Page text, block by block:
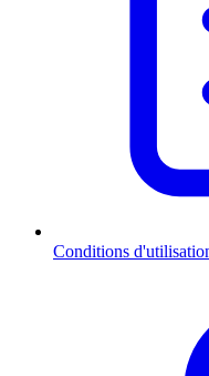
Conditions